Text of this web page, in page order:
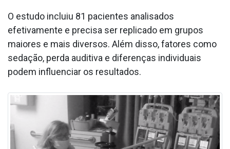
O estudo incluiu 81 pacientes analisados
efetivamente e precisa ser replicado em grupos
maiores e mais diversos. Além disso, fatores como
sedação, perda auditiva e diferenças individuais
podem influenciar os resultados.